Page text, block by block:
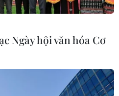
Ngày hội văn hóa Cơ